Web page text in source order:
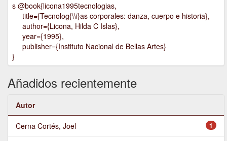
s @book{licona1995tecnologias,
title={Tecnolog{\\i}as corporales: danza, cuerpo e historia},
author={Licona, Hilda C Islas},
year={1995},
publisher={Instituto Nacional de Bellas Artes}
}
Añadidos recientemente
Autor
1
Cerna Cortés, Joel